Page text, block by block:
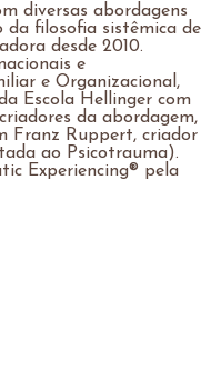
diversas abordagens
da filosofia sistêmica de
desde 2010.
e
e Organizacional,
Escola Hellinger com
da abordagem,
Franz Ruppert, criador
ao Psicotrauma).
Experiencing® pela